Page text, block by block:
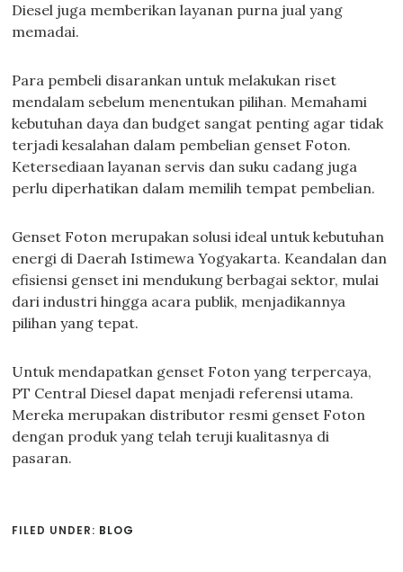
Diesel juga memberikan layanan purna jual yang
memadai.
Para pembeli disarankan untuk melakukan riset
mendalam sebelum menentukan pilihan. Memahami
kebutuhan daya dan budget sangat penting agar tidak
terjadi kesalahan dalam pembelian genset Foton.
Ketersediaan layanan servis dan suku cadang juga
perlu diperhatikan dalam memilih tempat pembelian.
Genset Foton merupakan solusi ideal untuk kebutuhan
energi di Daerah Istimewa Yogyakarta. Keandalan dan
efisiensi genset ini mendukung berbagai sektor, mulai
dari industri hingga acara publik, menjadikannya
pilihan yang tepat.
Untuk mendapatkan genset Foton yang terpercaya,
PT Central Diesel dapat menjadi referensi utama.
Mereka merupakan distributor resmi genset Foton
dengan produk yang telah teruji kualitasnya di
pasaran.
FILED UNDER: BLOG